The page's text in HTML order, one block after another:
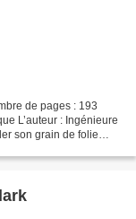
de pages : 193
L’auteur : Ingénieure
son grain de folie